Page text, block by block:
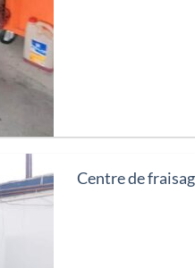
Centre de